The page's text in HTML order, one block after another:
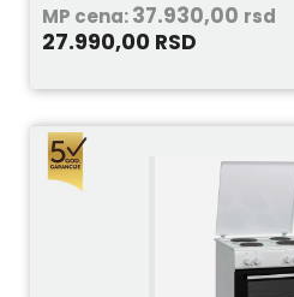
MP cena:37.930,00 rsd
27.990,00 RSD